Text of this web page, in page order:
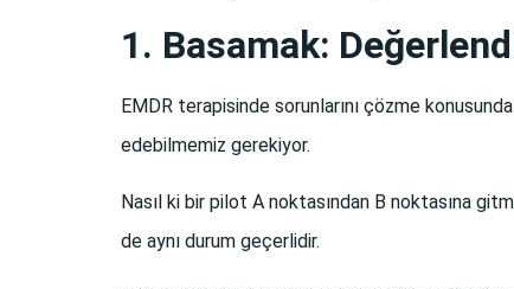
1. Basamak:
EMDR terapisinde sorunlarını çözme
edebilmemiz gerekiyor.
Nasıl ki bir pilot A noktasından B noktasına
de aynı durum geçerlidir.